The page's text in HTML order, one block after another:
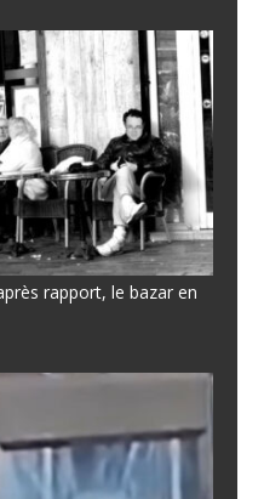
rapport, le bazar en